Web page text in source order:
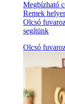
Megbízható
Remek
Olcsó
segítünk
Olcsó